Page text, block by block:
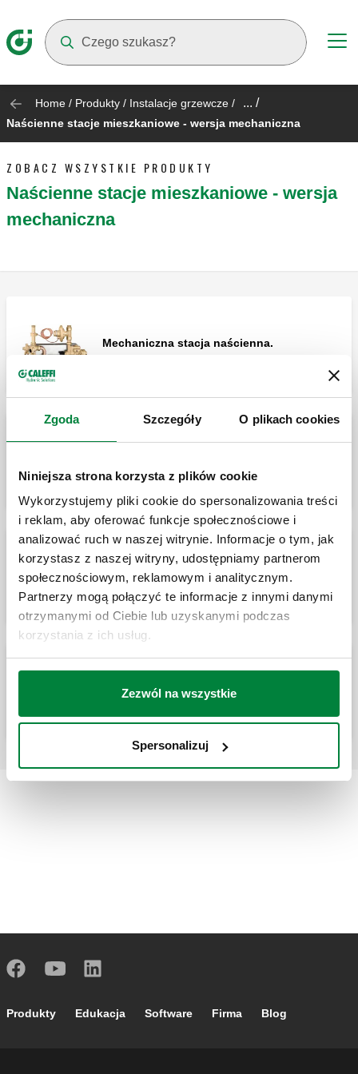
Zgoda Szczegóły O plikach cookies
Niniejsza strona korzysta z plików cookie
Wykorzystujemy pliki cookie do spersonalizowania treści
i reklam, aby oferować funkcje społecznościowe i
analizować ruch w naszej witrynie. Informacje o tym, jak
korzystasz z naszej witryny, udostępniamy partnerom
społecznościowym, reklamowym i analitycznym.
Partnerzy mogą połączyć te informacje z innymi danymi
otrzymanymi od Ciebie lub uzyskanymi podczas
korzystania z ich usług.
Zezwól na wszystkie
Spersonalizuj
Home / Produkty / Instalacje grzewcze / ... /
Naścienne stacje mieszkaniowe - wersja mechaniczna
ZOBACZ WSZYSTKIE PRODUKTY
Naścienne stacje mieszkaniowe - wersja
mechaniczna
Mechaniczna stacja naścienna.
Mechaniczna stacja naścienna.
przygotowania c.w.u.
Footer main navigation
Produkty Edukacja Software Firma Blog